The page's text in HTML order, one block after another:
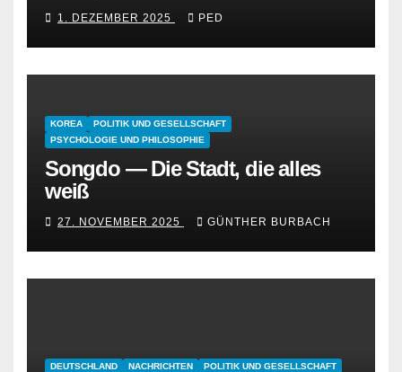
1. DEZEMBER 2025 PED
KOREA
POLITIK UND GESELLSCHAFT
PSYCHOLOGIE UND PHILOSOPHIE
Songdo — Die Stadt, die alles
weiß
27. NOVEMBER 2025 GÜNTHER BURBACH
DEUTSCHLAND NACHRICHTEN POLITIK UND GESELLSCHAFT